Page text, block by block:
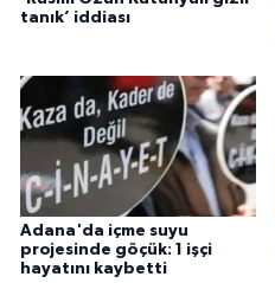
tanık’ iddiası
Adana'da içme suyu
projesinde göçük: 1 işçi
hayatını kaybetti